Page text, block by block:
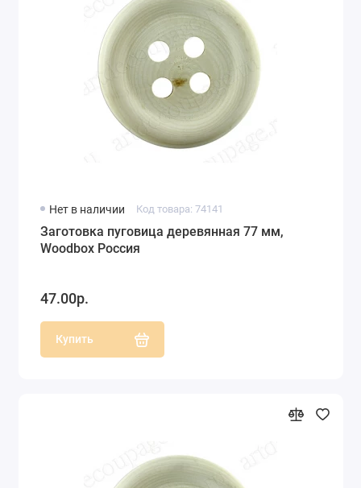
Нет в наличии Код товара: 74141
Заготовка пуговица деревянная 77 мм,
Woodbox Россия
47.00р.
Купить